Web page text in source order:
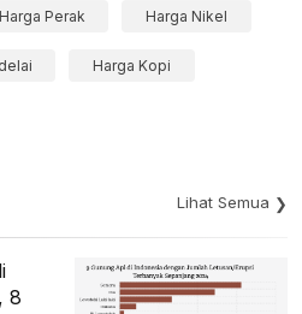
Harga Perak Harga Nikel
Harga Kopi
Lihat Semua
8